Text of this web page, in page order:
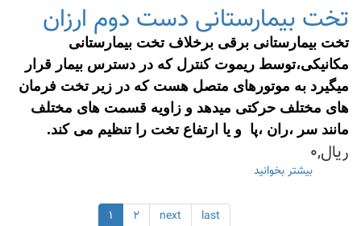
لگن
خور
فروش
+
اجاره
تخت بیمارستانی دست دوم ارزان
تخت بیمارستانی برقی برخلاف تخت بیمارستانی
مکانیکی،توسط ریموت کنترل که در دسترس بیمار قرار
میگیرد به موتورهای متصل هست که در زیر تخت فرمان
های مختلف حرکتی میدهد و زاویه قسمت های مختلف
مانند سر ،ران ،پا و یا ارتفاع تخت را تنظیم می کند.
ریال,۰
بیشتر بخوانید
بیمارستانی
۱ ۲ next last